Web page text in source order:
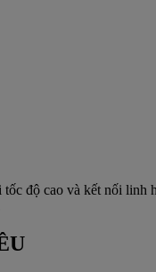
độ cao và kết nối